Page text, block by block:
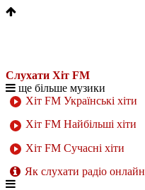
Слухати Хіт FM
ще більше музики
Хіт FM Українські хіти
Хіт FM Найбільші хіти
Хіт FM Сучасні хіти
Як слухати радіо онлайн